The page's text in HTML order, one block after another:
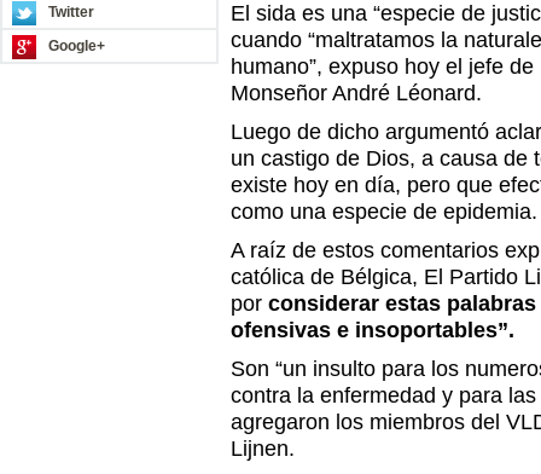
Twitter
Google+
El sida es una “especie de
cuando “maltratamos la
humano”, expuso hoy el jefe
Monseñor André Léonard.
Luego de dicho argumentó
un castigo de Dios, a causa de
existe hoy en día, pero que
como una especie de epidemia.
A raíz de estos comentarios
católica de Bélgica, El Partido
por considerar estas
ofensivas e insoportables”.
Son “un insulto para los
contra la enfermedad y para
agregaron los miembros del
Lijnen.